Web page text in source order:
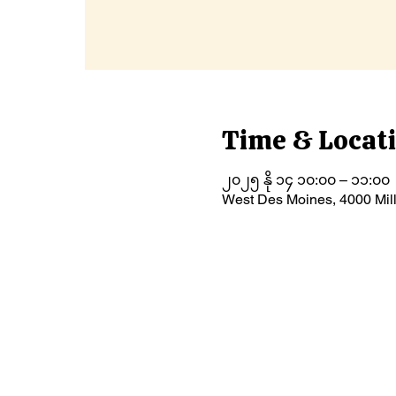
Time &
၂၀၂၅ နို ၁၄ ၁၀:၀၀ – ၁၁:၀၀
West Des Moines, 4000